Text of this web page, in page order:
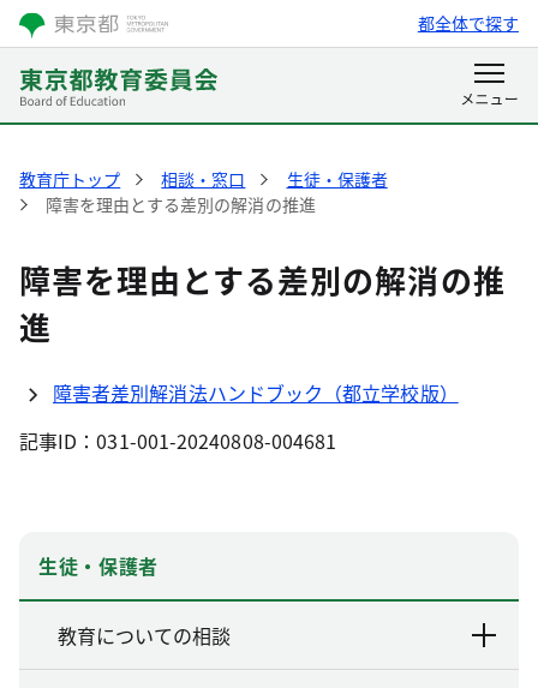
都全体で探す
教育庁トップ 相談・窓口
生徒・保護者
障害を理由とする差別の解消の推進
障害を理由とする差別の解消の推
進
障害者差別解消法ハンドブック（都立学校版）
記事ID：031-001-20240808-004681
生徒・保護者
教育についての相談